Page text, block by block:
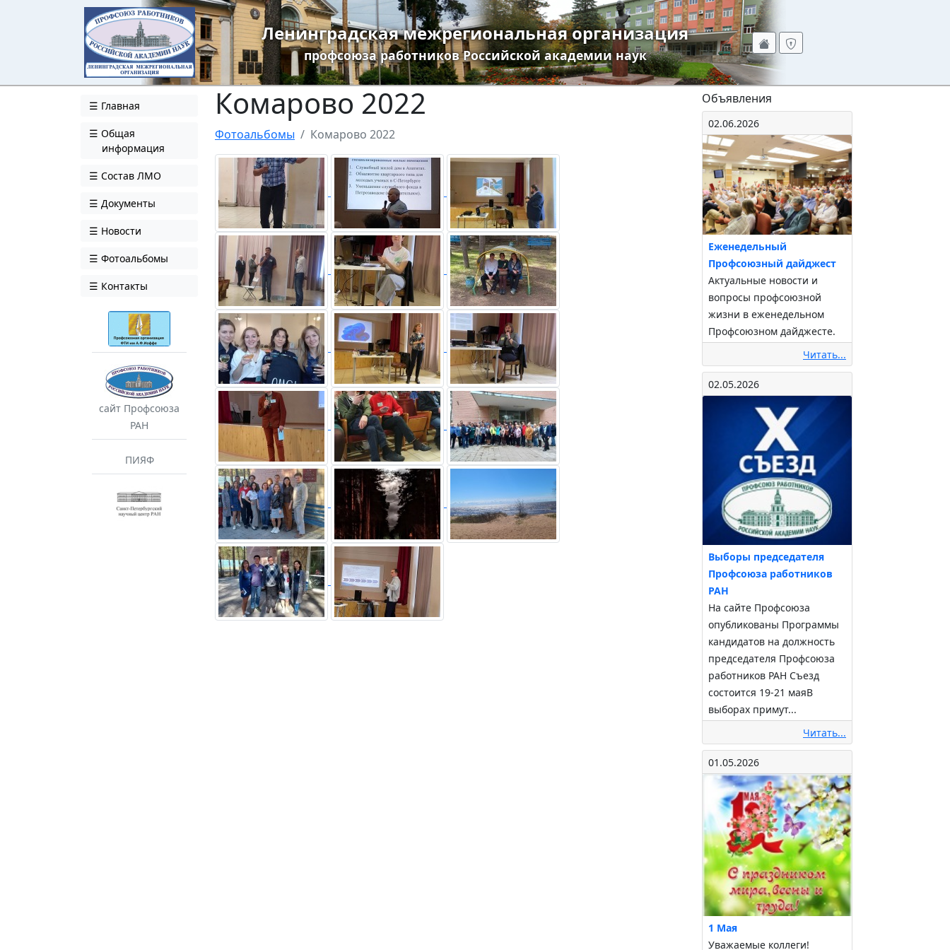
Ленинградская межрегиональная организация
профсоюза работников Российской академии наук
Главная
Общая
информация
Состав ЛМО
Документы
Новости
Фотоальбомы
Контакты
сайт Профсоюза
РАН
ПИЯФ
Комарово 2022
Фотоальбомы Комарово 2022
Объявления
02.06.2026
Еженедельный
Профсоюзный дайджест
Актуальные новости и
вопросы профсоюзной
жизни в еженедельном
Профсоюзном дайджесте.
Читать...
02.05.2026
Выборы председателя
Профсоюза работников
РАН
На сайте Профсоюза
опубликованы Программы
кандидатов на должность
председателя Профсоюза
работников РАН Съезд
состоится 19-21 маяВ
выборах примут...
Читать...
01.05.2026
1 Мая
Уважаемые коллеги!